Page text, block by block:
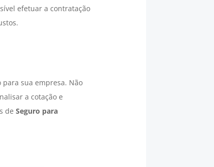
efetuar a contratação
sua empresa. Não
a cotação e
de Seguro para